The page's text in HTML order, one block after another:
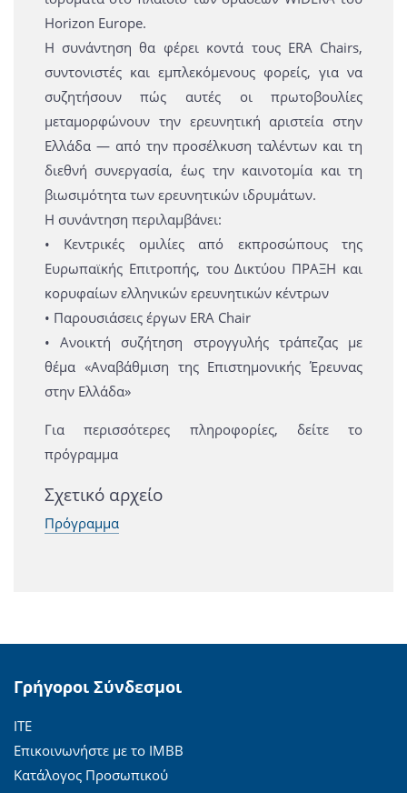
Horizon Europe.
Η συνάντηση θα φέρει κοντά τους ERA Chairs,
συντονιστές και εμπλεκόμενους φορείς, για να
συζητήσουν πώς αυτές οι πρωτοβουλίες
μεταμορφώνουν την ερευνητική αριστεία στην
Ελλάδα — από την προσέλκυση ταλέντων και τη
διεθνή συνεργασία, έως την καινοτομία και τη
βιωσιμότητα των ερευνητικών ιδρυμάτων.
Η συνάντηση περιλαμβάνει:
• Κεντρικές ομιλίες από εκπροσώπους της
Ευρωπαϊκής Επιτροπής, του Δικτύου ΠΡΑΞΗ και
κορυφαίων ελληνικών ερευνητικών κέντρων
• Παρουσιάσεις έργων ERA Chair
• Ανοικτή συζήτηση στρογγυλής τράπεζας με
θέμα «Αναβάθμιση της Επιστημονικής Έρευνας
στην Ελλάδα»
Για περισσότερες πληροφορίες, δείτε το
πρόγραμμα
Σχετικό αρχείο
Πρόγραμμα
Γρήγοροι Σύνδεσμοι
ΙΤΕ
Επικοινωνήστε με το ΙΜΒΒ
Κατάλογος Προσωπικού